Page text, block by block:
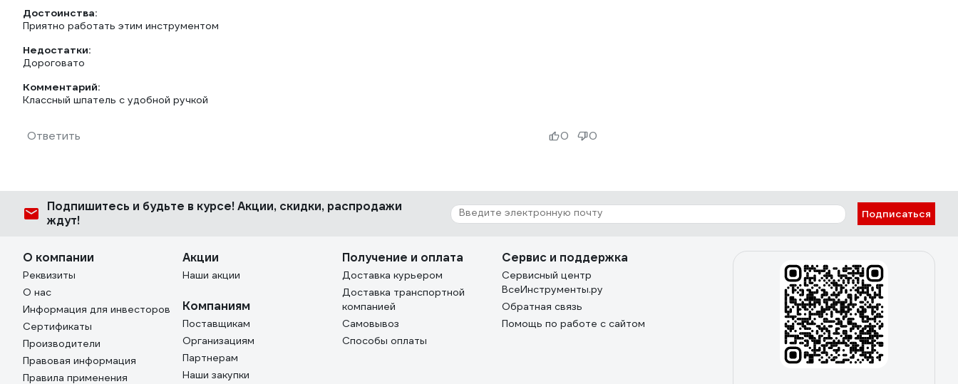
Достоинства:
Приятно работать этим инструментом
Недостатки:
Дороговато
Комментарий:
Классный шпатель с удобной ручкой
Ответить 0 0
Подпишитесь и будьте в курсе! Акции, скидки, распродажи
ждут!
Подписаться
О компании
Реквизиты
О нас
Информация для инвесторов
Сертификаты
Производители
Правовая информация
Правила применения
Акции
Наши акции
Компаниям
Поставщикам
Организациям
Партнерам
Наши закупки
Получение и оплата
Доставка курьером
Доставка транспортной
компанией
Самовывоз
Способы оплаты
Сервис и поддержка
Сервисный центр
ВсеИнструменты.ру
Обратная связь
Помощь по работе с сайтом